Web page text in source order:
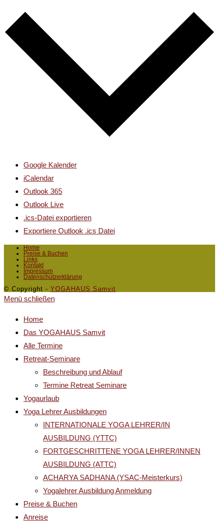
Google Kalender
iCalendar
Outlook 365
Outlook Live
.ics-Datei exportieren
Exportiere Outlook .ics Datei
Home
Preise & Buchen
Links
Kontakt
Impressum
Datenschutzerklärung
© Copyright - YOGAHAUS Samvit
Menü schließen
Home
Das YOGAHAUS Samvit
Alle Termine
Retreat-Seminare
Beschreibung und Ablauf
Termine Retreat Seminare
Yogaurlaub
Yoga Lehrer Ausbildungen
INTERNATIONALE YOGA LEHRER/IN
AUSBILDUNG (YTTC)
FORTGESCHRITTENE YOGA LEHRER/INNEN
AUSBILDUNG (ATTC)
ACHARYA SADHANA (YSAC-Meisterkurs)
Yogalehrer Ausbildung Anmeldung
Preise & Buchen
Anreise